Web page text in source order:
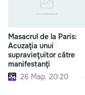
Masacrul de la Paris:
Acuzaţia unui
supravieţuitor către
manifestanţi
26 Мар. 20:20